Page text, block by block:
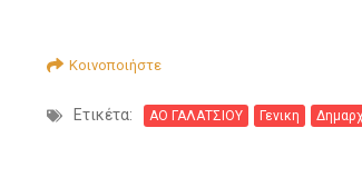
Κοινοποιήστε
Ετικέτα: ΑΟ ΓΑΛΑΤΣΙΟΥ Γενικη